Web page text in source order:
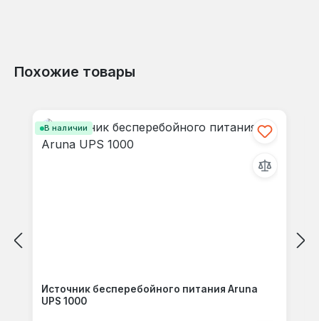
Похожие товары
В наличии
Источник бесперебойного питания Aruna
UPS 1000